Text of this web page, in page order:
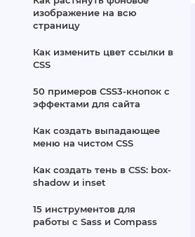
изображение на всю
страницу
Как изменить цвет ссылки в
CSS
50 примеров CSS3‑кнопок с
эффектами для сайта
Как создать выпадающее
меню на чистом CSS
Как создать тень в CSS: box-
shadow и inset
15 инструментов для
работы с Sass и Compass